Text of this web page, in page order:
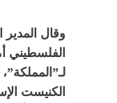
وقال المدير
الفلسطيني
الكنيست